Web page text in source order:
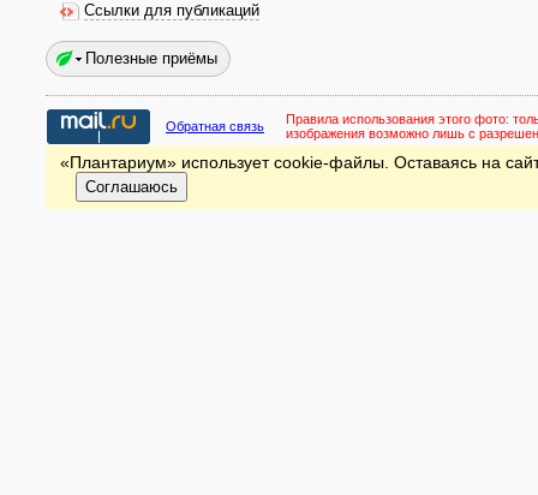
Ссылки для публикаций
Полезные приёмы
Обратная связь Правила использования этого фото:
изображения возможно лишь с
«Плантариум» использует cookie-файлы. Оставаясь на
Соглашаюсь